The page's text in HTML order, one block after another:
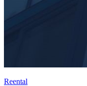
Reental